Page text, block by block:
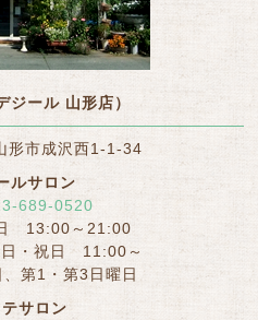
ジール 山形店）
市成沢西1-1-34
ルサロン
689-0520
13:00～21:00
日・祝日 11:00～
第1・第3日曜日
サロン